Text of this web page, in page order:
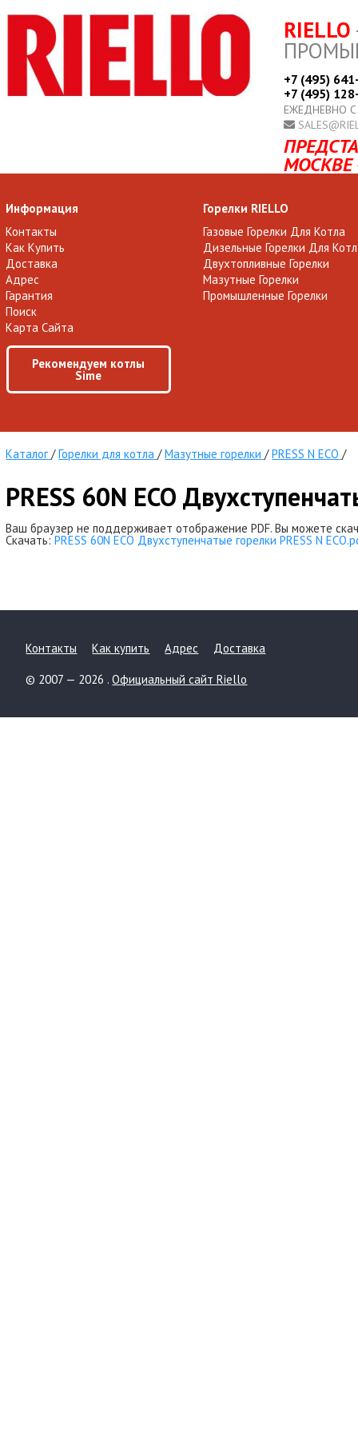
RIELLO
+7 (495)
+7 (495)
ЕЖЕДНЕВНО
МОСКВЕ
Информация
Контакты
Как Купить
Доставка
Адрес
Гарантия
Поиск
Карта Сайта
Рекомендуем котлы
Sime
Горелки RIELLO
Газовые Горелки Для Котла
Дизельные Горелки Для
Двухтопливные Горелки
Мазутные Горелки
Промышленные Горелки
Каталог /Горелки для котла /Мазутные горелки /PRESS N ECO /
PRESS 60N ECO
Ваш браузер не поддерживает отображение PDF. Вы можете
Скачать:PRESS 60N ECO Двухступенчатые горелки PRESS N
Контакты Как купить Адрес Доставка
© 2007 — 2026 .Официальный сайт Riello